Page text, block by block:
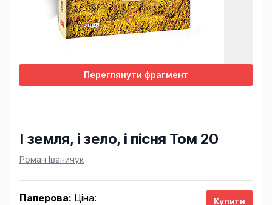
Переглянути фрагмент
І земля, і зело, і пісня Том 20
Product information
Роман Іваничук
Паперова: Ціна: